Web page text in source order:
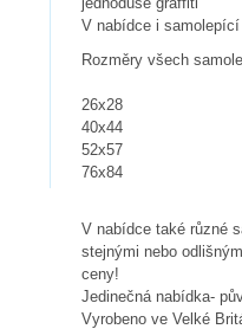
V nabídce i
Rozměry všech
26x28
40x44
52x57
76x84
V nabídce také různé
stejnými nebo
ceny!
Jedinečná nabídka-
Vyrobeno ve Velké